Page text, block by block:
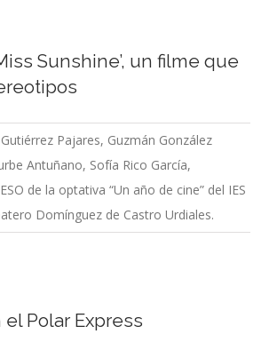
Sunshine’, un filme que
Pajares, Guzmán González
Antuñano, Sofía Rico García,
de la optativa “Un año de cine” del IES
Domínguez de Castro Urdiales.
el Polar Express